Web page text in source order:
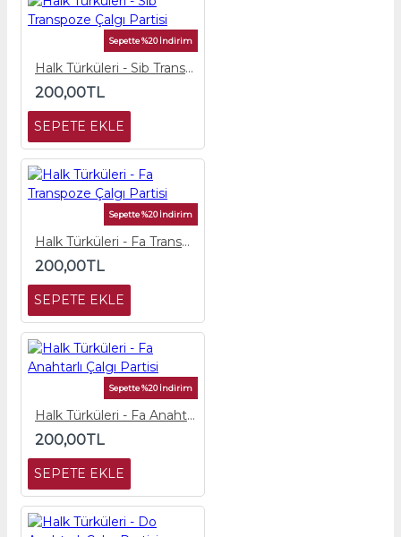
Sepette %20 İndirim
Halk Türküleri - Sib Transpoze Çalgı Partisi
200,00TL
SEPETE EKLE
Sepette %20 İndirim
Halk Türküleri - Fa Transpoze Çalgı Partisi
200,00TL
SEPETE EKLE
Sepette %20 İndirim
Halk Türküleri - Fa Anahtarlı Çalgı Partisi
200,00TL
SEPETE EKLE